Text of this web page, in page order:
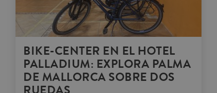
BIKE-CENTER EN EL HOTEL
PALLADIUM: EXPLORA PALMA
DE MALLORCA SOBRE DOS